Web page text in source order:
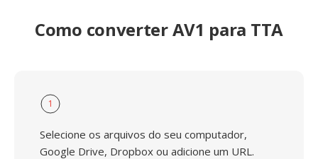
Como converter AV1 para TTA
1
Selecione os arquivos do seu computador,
Google Drive, Dropbox ou adicione um URL.